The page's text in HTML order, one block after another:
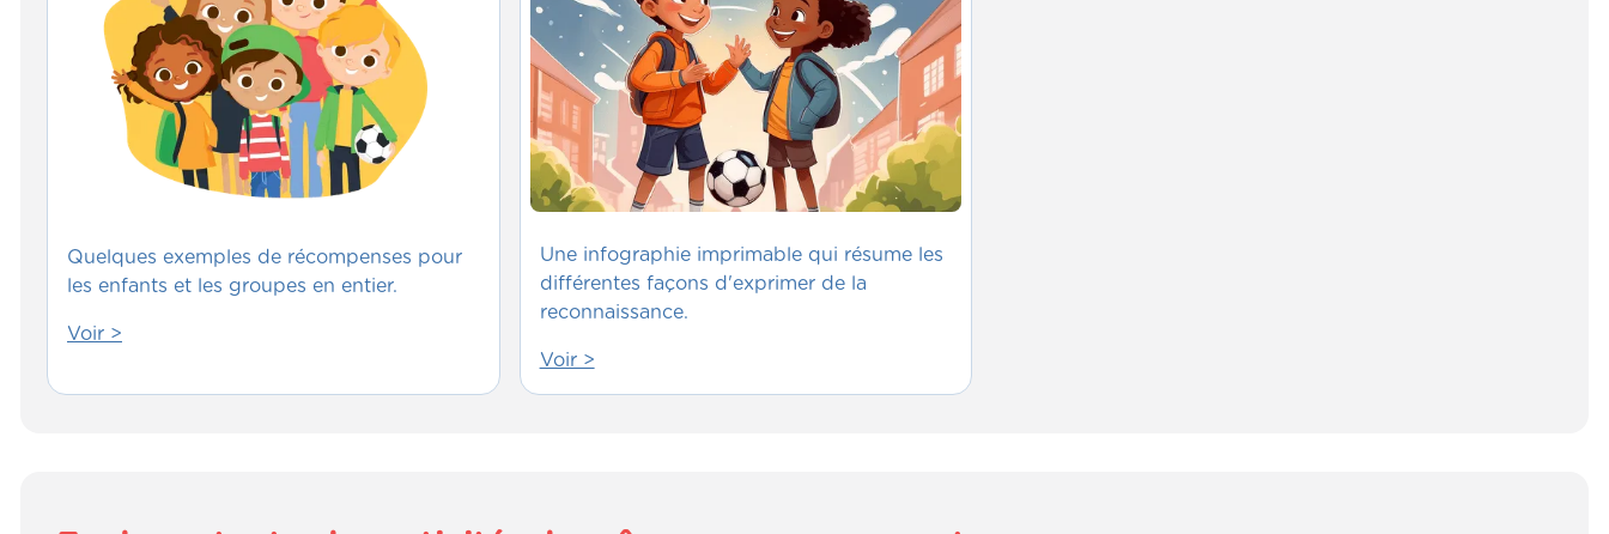
Quelques exemples de récompenses pour
les enfants et les groupes en entier.
Voir >
Une infographie imprimable qui résume les
différentes façons d'exprimer de la
reconnaissance.
Voir >